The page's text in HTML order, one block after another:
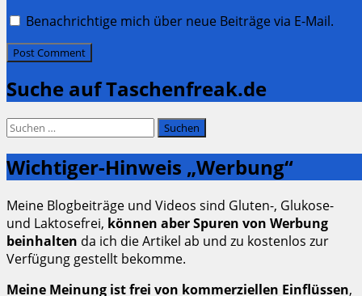
Benachrichtige mich über neue Beiträge via E-Mail.
Suche auf Taschenfreak.de
Suchen
Wichtiger-Hinweis „Werbung“
Meine Blogbeiträge und Videos sind Gluten-, Glukose-
und Laktosefrei, können aber Spuren von Werbung
beinhalten da ich die Artikel ab und zu kostenlos zur
Verfügung gestellt bekomme.
Meine Meinung ist frei von kommerziellen Einflüssen,